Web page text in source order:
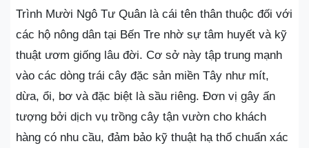
Trình Mười Ngô Tư Quân là cái tên thân thuộc đối với
các hộ nông dân tại Bến Tre nhờ sự tâm huyết và kỹ
thuật ươm giống lâu đời. Cơ sở này tập trung mạnh
vào các dòng trái cây đặc sản miền Tây như mít,
dừa, ổi, bơ và đặc biệt là sầu riêng. Đơn vị gây ấn
tượng bởi dịch vụ trồng cây tận vườn cho khách
hàng có nhu cầu, đảm bảo kỹ thuật hạ thổ chuẩn xác